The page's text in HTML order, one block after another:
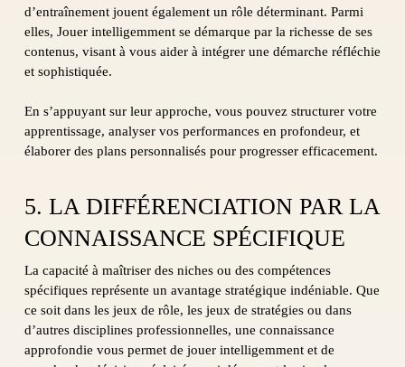
d’entraînement jouent également un rôle déterminant. Parmi
elles, Jouer intelligemment se démarque par la richesse de ses
contenus, visant à vous aider à intégrer une démarche réfléchie
et sophistiquée.
En s’appuyant sur leur approche, vous pouvez structurer votre
apprentissage, analyser vos performances en profondeur, et
élaborer des plans personnalisés pour progresser efficacement.
5. LA DIFFÉRENCIATION PAR LA
CONNAISSANCE SPÉCIFIQUE
La capacité à maîtriser des niches ou des compétences
spécifiques représente un avantage stratégique indéniable. Que
ce soit dans les jeux de rôle, les jeux de stratégies ou dans
d’autres disciplines professionnelles, une connaissance
approfondie vous permet de jouer intelligemmentet de